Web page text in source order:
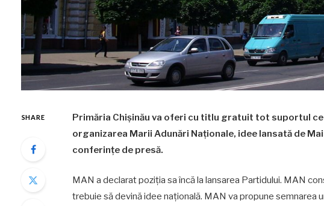
SHARE
Primăria Chișinău va oferi cu titlu gratuit tot suportul
organizarea Marii Adunări Naționale, idee lansată de
conferințe de presă.
MAN a declarat poziția sa încă la lansarea Partidului. MAN
trebuie să devină idee națională. MAN va propune semnarea